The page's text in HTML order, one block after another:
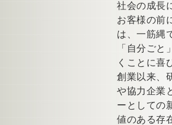
社会の成長
お客様の前
は、一筋縄
「自分ご
くことに喜
創業以来、
や協力企業
ーとしての
値のある存